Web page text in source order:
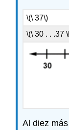
\(\ 37\)
\(\ 30 . . .37
Al diez